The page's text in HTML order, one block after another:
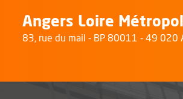
Angers Loire
83, rue du mail - BP 80011 - 49 020